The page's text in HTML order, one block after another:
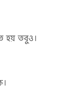
হয় তবুও।